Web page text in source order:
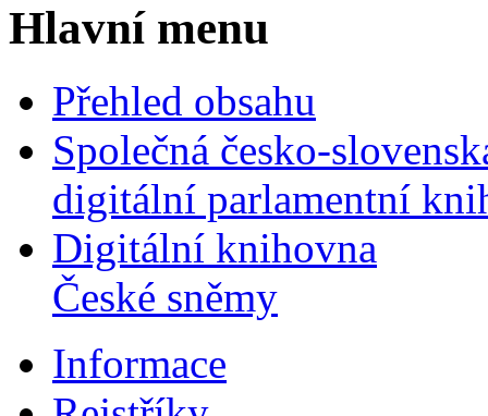
Hlavní menu
Přehled obsahu
Společná česko-
digitální parlamentní
Digitální knihovna
České sněmy
Informace